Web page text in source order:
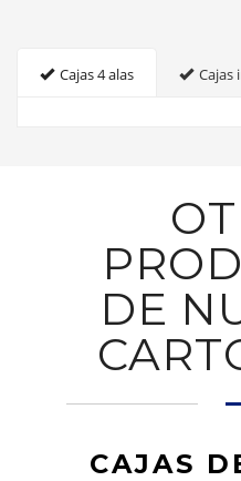
Cajas 4 alas Cajas
DE
CAJAS